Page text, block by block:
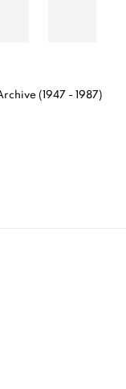
(1947 - 1987)